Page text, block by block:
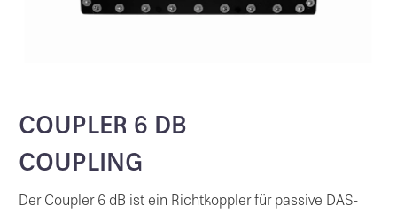
COUPLER 6 DB
COUPLING
Der Coupler 6 dB ist ein Richtkoppler für passive DAS-